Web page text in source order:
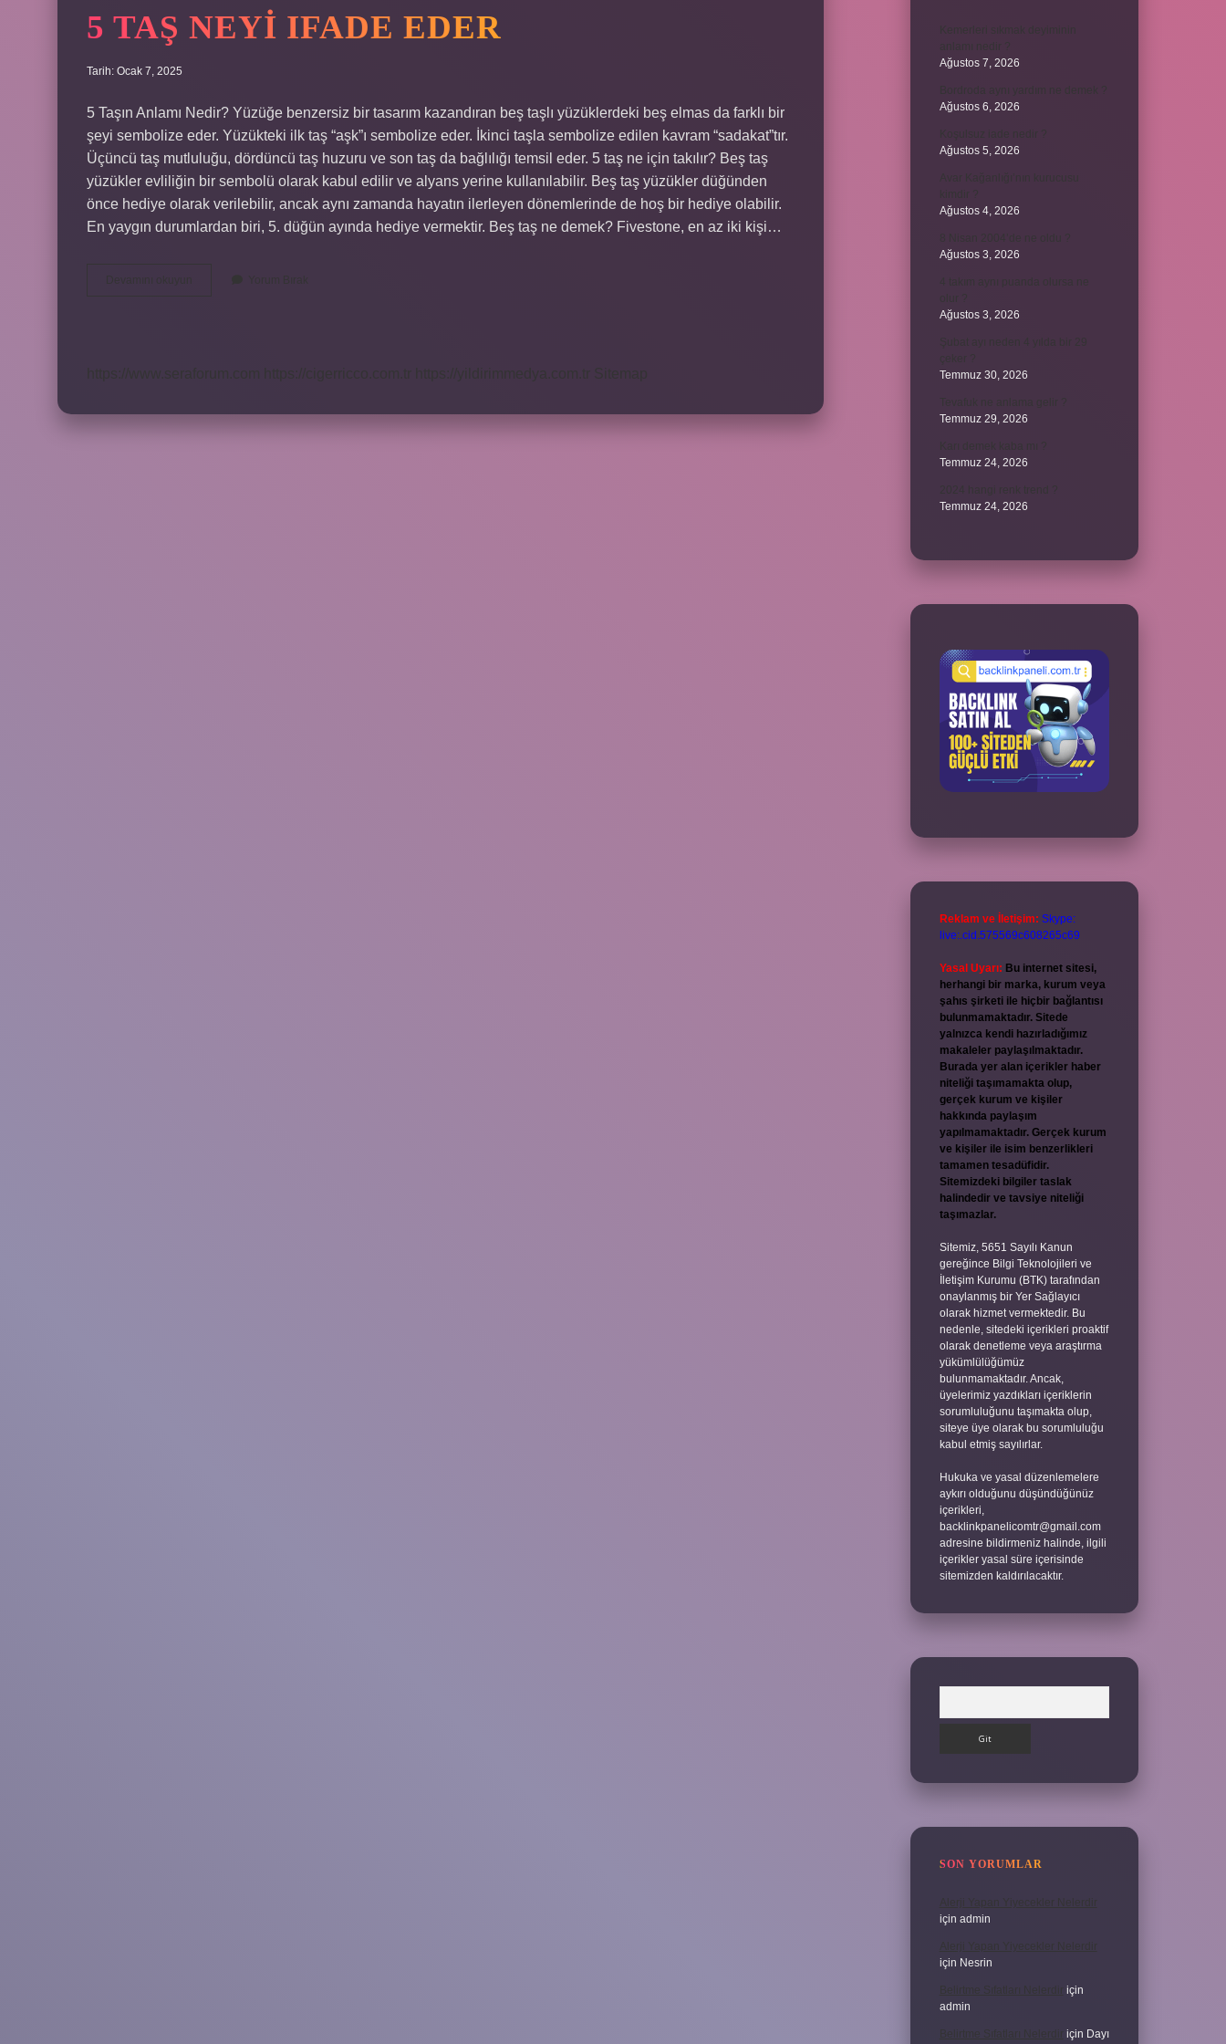
5 TAŞ NEYI IFADE EDER
Tarih: Ocak 7, 2025
5 Taşın Anlamı Nedir? Yüzüğe benzersiz bir tasarım kazandıran beş taşlı yüzüklerdeki beş elmas da farklı bir
şeyi sembolize eder. Yüzükteki ilk taş “aşk”ı sembolize eder. İkinci taşla sembolize edilen kavram “sadakat”tır.
Üçüncü taş mutluluğu, dördüncü taş huzuru ve son taş da bağlılığı temsil eder. 5 taş ne için takılır? Beş taş
yüzükler evliliğin bir sembolü olarak kabul edilir ve alyans yerine kullanılabilir. Beş taş yüzükler düğünden
önce hediye olarak verilebilir, ancak aynı zamanda hayatın ilerleyen dönemlerinde de hoş bir hediye olabilir.
En yaygın durumlardan biri, 5. düğün ayında hediye vermektir. Beş taş ne demek? Fivestone, en az iki kişi…
Ağustos 7, 2026
Ağustos 6, 2026
Ağustos 5, 2026
Ağustos 4, 2026
Ağustos 3, 2026
Ağustos 3, 2026
Temmuz 30, 2026
Temmuz 29, 2026
Temmuz 24, 2026
Temmuz 24, 2026
Reklam ve İletişim: Skype:
live:.cid.575569c608265c69
Yasal Uyarı: Bu internet sitesi,
herhangi bir marka, kurum veya
şahıs şirketi ile hiçbir bağlantısı
bulunmamaktadır. Sitede
yalnızca kendi hazırladığımız
makaleler paylaşılmaktadır.
Burada yer alan içerikler haber
niteliği taşımamakta olup,
gerçek kurum ve kişiler
hakkında paylaşım
yapılmamaktadır. Gerçek kurum
ve kişiler ile isim benzerlikleri
tamamen tesadüfidir.
Sitemizdeki bilgiler taslak
halindedir ve tavsiye niteliği
taşımazlar.
Sitemiz, 5651 Sayılı Kanun
gereğince Bilgi Teknolojileri ve
İletişim Kurumu (BTK) tarafından
onaylanmış bir Yer Sağlayıcı
olarak hizmet vermektedir. Bu
nedenle, sitedeki içerikleri proaktif
olarak denetleme veya araştırma
yükümlülüğümüz
bulunmamaktadır. Ancak,
üyelerimiz yazdıkları içeriklerin
sorumluluğunu taşımakta olup,
siteye üye olarak bu sorumluluğu
kabul etmiş sayılırlar.
Hukuka ve yasal düzenlemelere
aykırı olduğunu düşündüğünüz
içerikleri,
backlinkpanelicomtr@gmail.com
adresine bildirmeniz halinde, ilgili
içerikler yasal süre içerisinde
sitemizden kaldırılacaktır.
SON YORUMLAR
Alerji Yapan Yiyecekler Nelerdir
için admin
Alerji Yapan Yiyecekler Nelerdir
için Nesrin
Belirtme Sıfatları Nelerdir için
admin
Belirtme Sıfatları Nelerdir için Dayı